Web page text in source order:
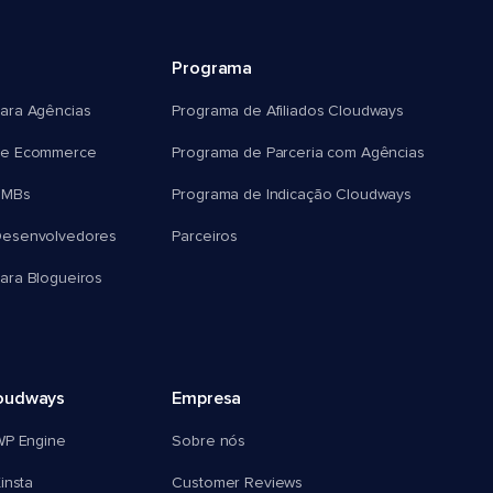
Agências
Ecommerce
Blogueiros
Programa
Programa de Afiliados Cloudways
Programa de Parceria com Agências
Programa de Indicação Cloudways
Parceiros
Engine
Empresa
Sobre nós
Customer Reviews